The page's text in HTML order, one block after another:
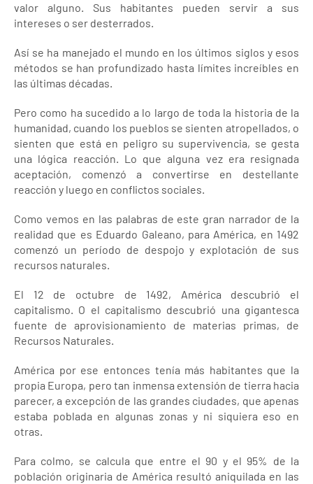
valor alguno. Sus habitantes pueden servir a sus
intereses o ser desterrados.
Así se ha manejado el mundo en los últimos siglos y esos
métodos se han profundizado hasta límites increíbles en
las últimas décadas.
Pero como ha sucedido a lo largo de toda la historia de la
humanidad, cuando los pueblos se sienten atropellados, o
sienten que está en peligro su supervivencia, se gesta
una lógica reacción. Lo que alguna vez era resignada
aceptación, comenzó a convertirse en destellante
reacción y luego en conflictos sociales.
Como vemos en las palabras de este gran narrador de la
realidad que es Eduardo Galeano, para América, en 1492
comenzó un período de despojo y explotación de sus
recursos naturales.
El 12 de octubre de 1492, América descubrió el
capitalismo. O el capitalismo descubrió una gigantesca
fuente de aprovisionamiento de materias primas, de
Recursos Naturales.
América por ese entonces tenía más habitantes que la
propia Europa, pero tan inmensa extensión de tierra hacia
parecer, a excepción de las grandes ciudades, que apenas
estaba poblada en algunas zonas y ni siquiera eso en
otras.
Para colmo, se calcula que entre el 90 y el 95% de la
población originaria de América resultó aniquilada en las